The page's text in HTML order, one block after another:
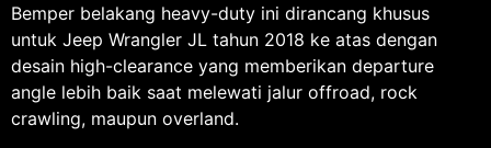
Bemper belakang heavy-duty ini dirancang khusus
untuk Jeep Wrangler JL tahun 2018 ke atas dengan
desain high-clearance yang memberikan departure
angle lebih baik saat melewati jalur offroad, rock
crawling, maupun overland.